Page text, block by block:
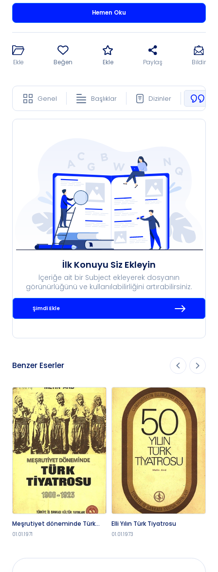
Hemen Oku
Ekle Beğen Ekle Paylaş Bildir
Genel Başlıklar Dizinler
İlk Konuyu Siz Ekleyin
İçeriğe ait bir Subject ekleyerek dosyanın
görünürlüğünü ve kullanılabilirliğini artırabilirsiniz.
Şimdi Ekle
Benzer Eserler
Meşrutiyet döneminde Türk
tiyatrosu, 1908-1923.
01.01.1971
Elli Yılın Türk Tiyatrosu
01.01.1973